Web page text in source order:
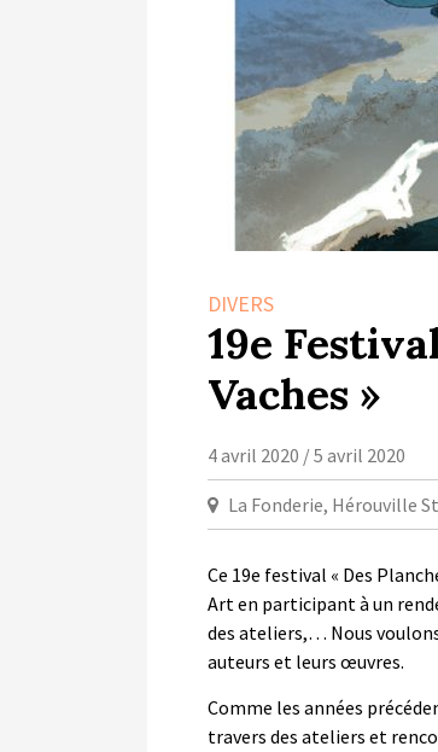
DIVERS
19e
Vaches »
4 avril 2020 / 5 avril 2020
La Fonderie, Hérouville
Ce 19e festival « Des
Art en participant à un
des ateliers,… Nous
auteurs et leurs œuvres.
Comme les années
travers des ateliers et